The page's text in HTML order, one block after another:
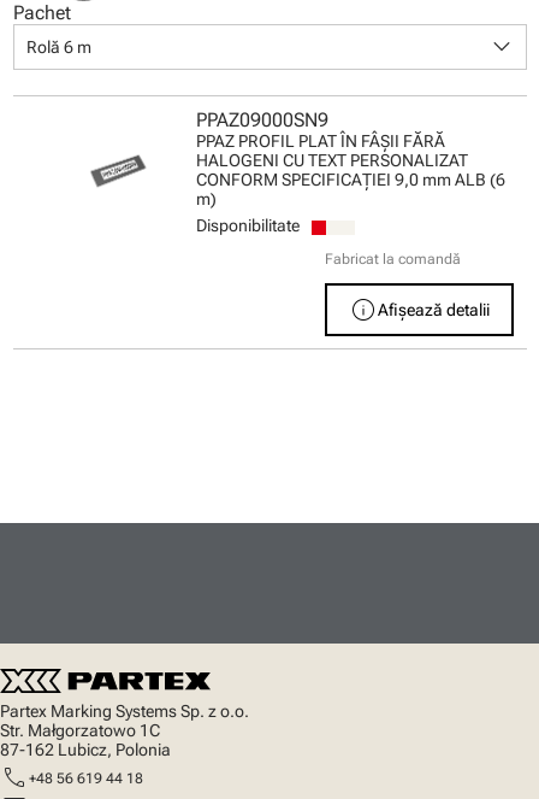
Pachet
Rolă 6 m keyboard_arrow_down
PPAZ09000SN9
PPAZ PROFIL PLAT ÎN FÂŞII FĂRĂ
HALOGENI CU TEXT PERSONALIZAT
CONFORM SPECIFICAŢIEI 9,0 mm ALB (6
m)
Disponibilitate
Fabricat la comandă
infoAfișează detalii
Partex Marking Systems Sp. z o.o.
Str. Małgorzatowo 1C
87-162 Lubicz, Polonia
call +48 56 619 44 18